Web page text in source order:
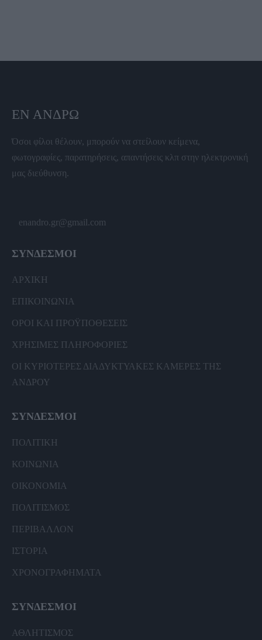
ΕΝ ΆΝΔΡΩ
Όσοι φίλοι θέλουν, μπορούν να στείλουν κείμενα,
φωτογραφίες, παρατηρήσεις, απαντήσεις κλπ στην ηλεκτρονική
μας διεύθυνση.
enandro.gr@gmail.com
ΣΥΝΔΕΣΜΟΙ
ΑΡΧΙΚΗ
ΕΠΙΚΟΙΝΩΝΙΑ
ΟΡΟΙ ΚΑΙ ΠΡΟΫΠΟΘΕΣΕΙΣ
ΧΡΗΣΙΜΕΣ ΠΛΗΡΟΦΟΡΙΕΣ
ΟΙ ΚΥΡΙΟΤΕΡΕΣ ΔΙΑΔΥΚΤΥΑΚΕΣ ΚΑΜΕΡΕΣ ΤΗΣ
ΑΝΔΡΟΥ
ΣΥΝΔΕΣΜΟΙ
ΠΟΛΙΤΙΚΗ
ΚΟΙΝΩΝΙΑ
ΟΙΚΟΝΟΜΙΑ
ΠΟΛΙΤΙΣΜΟΣ
ΠΕΡΙΒΑΛΛΟΝ
ΙΣΤΟΡΙΑ
ΧΡΟΝΟΓΡΑΦΗΜΑΤΑ
ΣΥΝΔΕΣΜΟΙ
ΑΘΛΗΤΙΣΜΟΣ